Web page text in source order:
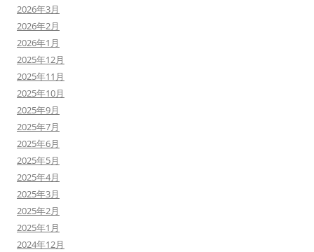
2026年3月
2026年2月
2026年1月
2025年12月
2025年11月
2025年10月
2025年9月
2025年7月
2025年6月
2025年5月
2025年4月
2025年3月
2025年2月
2025年1月
2024年12月